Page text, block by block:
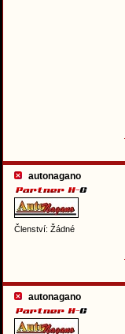
autonagano
Členství: Žádné
autonagano